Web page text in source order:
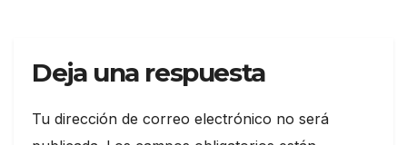
Deja una respuesta
Tu dirección de correo electrónico no será